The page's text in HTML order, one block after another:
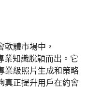
體市場中，
業知識脫穎而出。它
業級照片生成和策略
真正提升用戶在約會